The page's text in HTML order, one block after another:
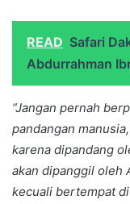
READ Safari
Abdurrahman
“Jangan pernah
pandangan
karena dipandang
akan dipanggil oleh
kecuali bertempat